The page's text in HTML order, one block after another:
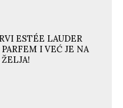
ESTÉE LAUDER
I VEĆ JE NA